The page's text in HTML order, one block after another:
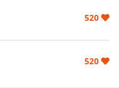
520
520